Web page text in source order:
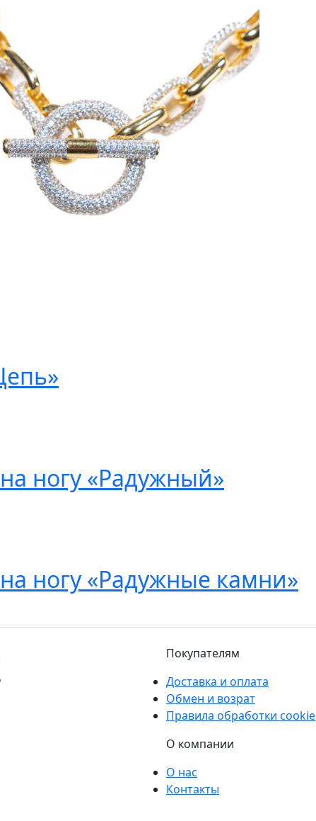
ногу «Радужный»
ногу «Радужные камни»
Покупателям
Доставка и оплата
Обмен и возрат
Правила обработки cookie
О компании
О нас
Контакты